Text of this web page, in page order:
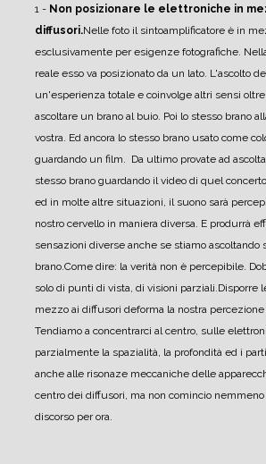
1 - Non posizionare le elettroniche in
diffusori.Nelle foto il sintoamplificatore è in
esclusivamente per esigenze fotografiche.
reale esso va posizionato da un lato. L'ascolto
un'esperienza totale e coinvolge altri sensi
ascoltare un brano al buio. Poi lo stesso brano
vostra. Ed ancora lo stesso brano usato come
guardando un film. Da ultimo provate ad
stesso brano guardando il video di quel
ed in molte altre situazioni, il suono sarà
nostro cervello in maniera diversa. E produrrà
sensazioni diverse anche se stiamo ascoltando
brano.Come dire: la verità non è percepibile.
solo di punti di vista, di visioni parziali.Disporre
mezzo ai diffusori deforma la nostra percezione
Tendiamo a concentrarci al centro, sulle
parzialmente la spazialità, la profondità ed i
anche alle risonaze meccaniche delle
centro dei diffusori, ma non comincio
discorso per ora.